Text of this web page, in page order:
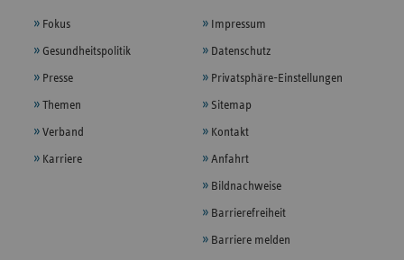
Fokus
Gesundheitspolitik
Presse
Themen
Verband
Karriere
Impressum
Datenschutz
Privatsphäre-Einstellungen
Sitemap
Kontakt
Anfahrt
Bildnachweise
Barrierefreiheit
Barriere melden